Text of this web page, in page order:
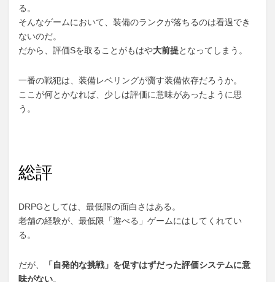
る。
そんなゲームにおいて、装備のランクが落ちるのは看過でき
ないのだ。
だから、評価Sを取ることがもはや大前提となってしまう。
一番の戦犯は、装備レベリングが齎す装備依存だろうか。
ここが何とかなれば、少しは評価に意味があったように思
う。
総評
DRPGとしては、最低限の面白さはある。
老舗の経験が、最低限「遊べる」ゲームにはしてくれてい
る。
だが、
「自発的な挑戦」を促すはずだった評価システムに意
味がない。